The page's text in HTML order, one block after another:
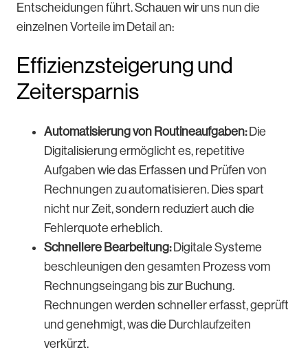
Entscheidungen führt. Schauen wir uns nun die
einzelnen Vorteile im Detail an:
Effizienzsteigerung und
Zeitersparnis
Automatisierung von Routineaufgaben: Die
Digitalisierung ermöglicht es, repetitive
Aufgaben wie das Erfassen und Prüfen von
Rechnungen zu automatisieren. Dies spart
nicht nur Zeit, sondern reduziert auch die
Fehlerquote erheblich.
Schnellere Bearbeitung: Digitale Systeme
beschleunigen den gesamten Prozess vom
Rechnungseingang bis zur Buchung.
Rechnungen werden schneller erfasst, geprüft
und genehmigt, was die Durchlaufzeiten
verkürzt.